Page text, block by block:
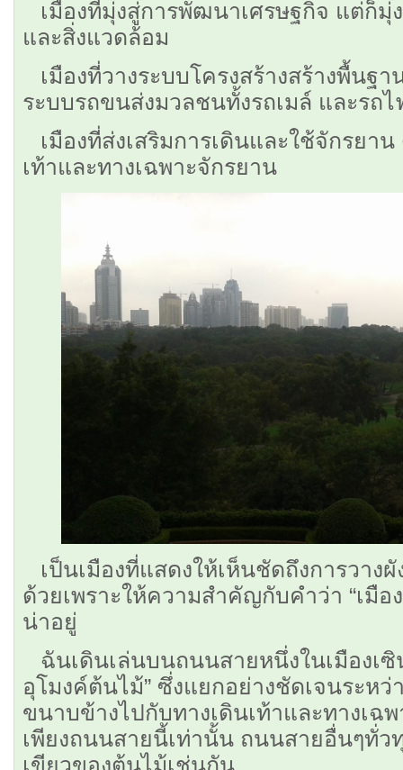
เมืองที่มุ่งสู่การพัฒนาเศรษฐกิจ แต่ก็
และสิ่งแวดล้อม
เมืองที่วางระบบโครงสร้างสร้างพื้นฐ
ระบบรถขนส่งมวลชนทั้งรถเมล์ และรถ
เมืองที่ส่งเสริมการเดินและใช้จักรยา
เท้าและทางเฉพาะจักรยาน
เป็นเมืองที่แสดงให้เห็นชัดถึงการวาง
ด้วยเพราะให้ความสำคัญกับคำว่า “เมือ
น่าอยู่
ฉันเดินเล่นบนถนนสายหนึ่งในเมืองเ
อุโมงค์ต้นไม้” ซึ่งแยกอย่างชัดเจนระห
ขนาบข้างไปกับทางเดินเท้าและทางเฉ
เพียงถนนสายนี้เท่านั้น ถนนสายอื่นๆทั่
เขียวของต้นไม้เช่นกัน